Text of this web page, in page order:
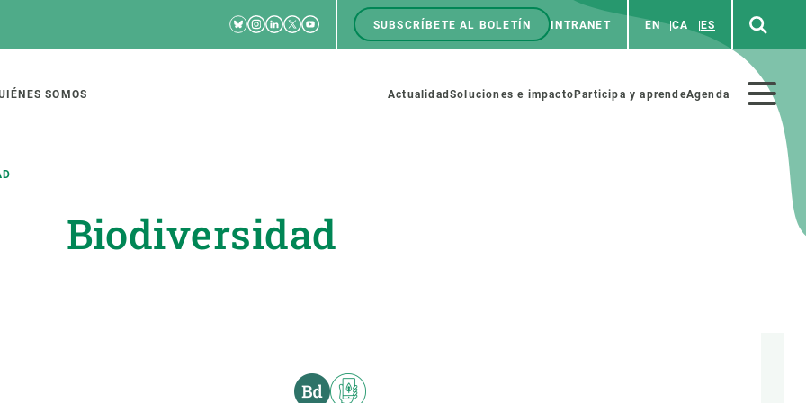
RRSS
Bluesky
Instagram
Linkedin
TwitterYoutube
Menú
top
SUBSCRÍBETE AL BOLETÍN INTRANET EN CA ES
SOMOS
Menú
Actualidad Soluciones e impacto Participa y aprendeAgenda
Biodiversidad
Pide tu MSCA-PF